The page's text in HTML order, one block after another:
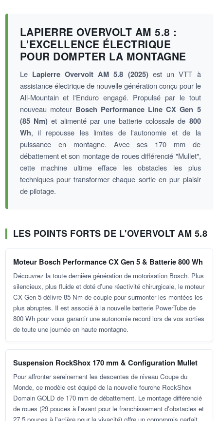
LAPIERRE OVERVOLT AM 5.8 :
L'EXCELLENCE ÉLECTRIQUE
POUR DOMPTER LA MONTAGNE
Le Lapierre Overvolt AM 5.8 (2025)est un VTT à
assistance électrique de nouvelle génération conçu pour le
All-Mountain et l'Enduro engagé. Propulsé par le tout
nouveau moteur Bosch Performance Line CX Gen 5
(85 Nm)et alimenté par une batterie colossale de 800
Wh, il repousse les limites de l'autonomie et de la
puissance en montagne. Avec ses 170 mm de
débattement et son montage de roues différencié "Mullet",
cette machine ultime efface les obstacles les plus
techniques pour transformer chaque sortie en pur plaisir
de pilotage.
LES POINTS FORTS DE L'OVERVOLT AM 5.8
Moteur Bosch Performance CX Gen 5 & Batterie 800 Wh
Découvrez la toute dernière génération de motorisation Bosch. Plus
silencieux, plus fluide et doté d'une réactivité chirurgicale, le moteur
CX Gen 5 délivre 85 Nm de couple pour surmonter les montées les
plus abruptes. Il est associé à la nouvelle batterie PowerTube de
800 Wh pour vous garantir une autonomie record lors de vos sorties
de toute une journée en haute montagne.
Suspension RockShox 170 mm & Configuration Mullet
Pour affronter sereinement les descentes de niveau Coupe du
Monde, ce modèle est équipé de la nouvelle fourche RockShox
Domain GOLD de 170 mm de débattement. Le montage différencié
de roues (29 pouces à l'avant pour le franchissement d'obstacles et